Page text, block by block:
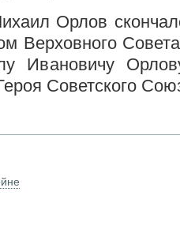
Орлов
Верховного
Ивановичу
Советского